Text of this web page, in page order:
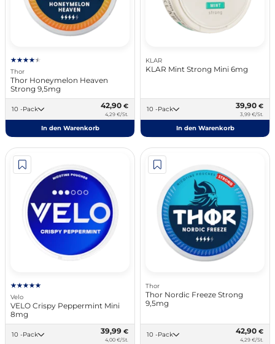
Thor
Thor Honeymelon Heaven
Strong 9,5mg
10 -Pack 42,90 €
4,29 €/St.
In den Warenkorb
KLAR
KLAR Mint Strong Mini 6mg
10 -Pack 39,90 €
3,99 €/St.
In den Warenkorb
Velo
VELO Crispy Peppermint Mini
8mg
10 -Pack 39,99 €
4,00 €/St.
Thor
Thor Nordic Freeze Strong
9,5mg
10 -Pack 42,90 €
4,29 €/St.